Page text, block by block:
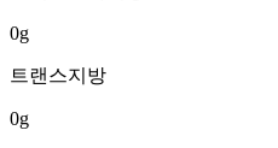
0g
트랜스지방
0g